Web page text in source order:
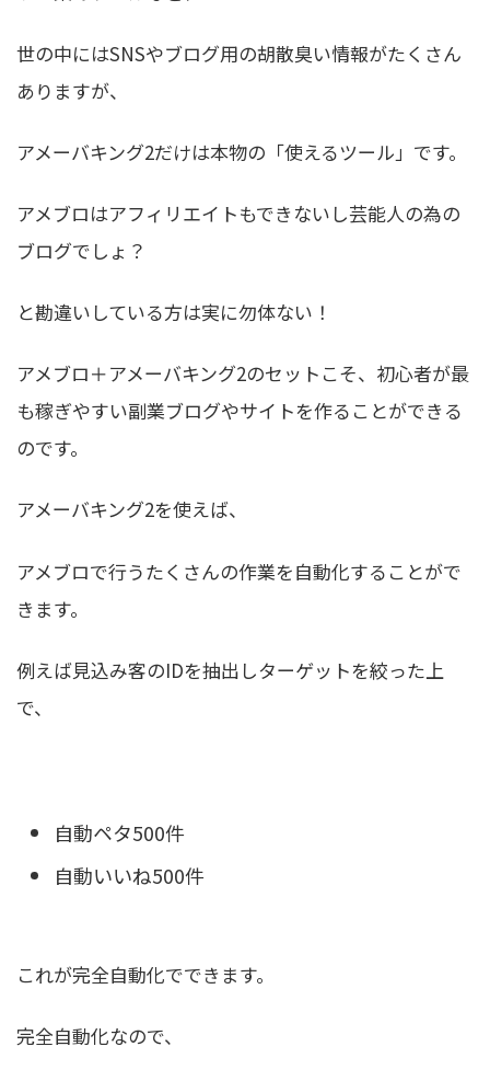
世の中にはSNSやブログ用の胡散臭い情報がたくさん
ありますが、
アメーバキング2だけは本物の「使えるツール」です。
アメブロはアフィリエイトもできないし芸能人の為の
ブログでしょ？
と勘違いしている方は実に勿体ない！
アメブロ＋アメーバキング2のセットこそ、初心者が最
も稼ぎやすい副業ブログやサイトを作ることができる
のです。
アメーバキング2を使えば、
アメブロで行うたくさんの作業を自動化することがで
きます。
例えば見込み客のIDを抽出しターゲットを絞った上
で、
自動ペタ500件
自動いいね500件
これが完全自動化でできます。
完全自動化なので、